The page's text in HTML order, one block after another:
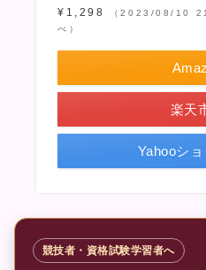
¥1,298
（2023/08/10
べ）
楽天
Yahooシ
競技者・資格試験学習者へ